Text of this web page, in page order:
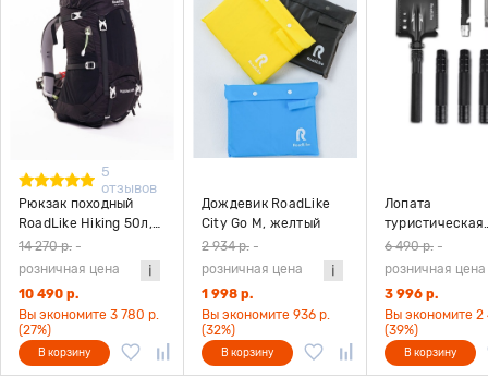
5
отзывов
Рюкзак походный
RoadLike Hiking 50л,
черный
14 270 р. -
розничная цена
10 490 р.
Вы экономите 3 780 р.
(27%)
В корзину
Дождевик RoadLike
City Go M, желтый
2 934 р. -
розничная цена
1 998 р.
Вы экономите 936 р.
(32%)
В корзину
Лопата
туристическая
RoadLike
6 490 р. -
розничная цена
3 996 р.
Вы экономите 2
(39%)
В корзину